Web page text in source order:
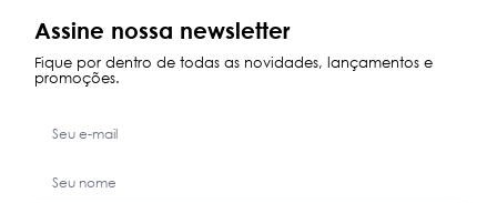
Data Lançamento
Assine nossa newsletter
Fique por dentro de todas as novidades, lançamentos e
promoções.